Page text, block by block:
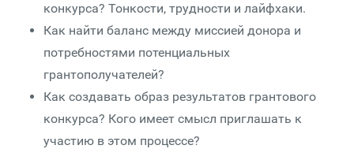
конкурса? Тонкости, трудности и лайфхаки.
Как найти баланс между миссией донора и
потребностями потенциальных
грантополучателей?
Как создавать образ результатов грантового
конкурса? Кого имеет смысл приглашать к
участию в этом процессе?